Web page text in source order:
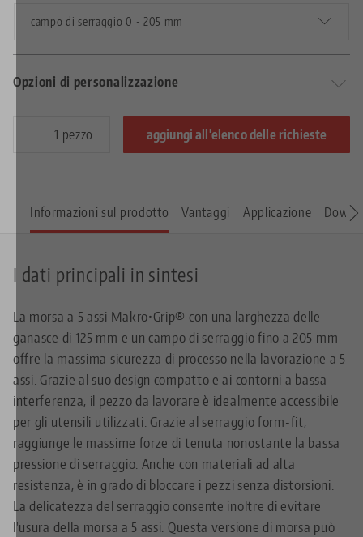
campo di serraggio 0 - 205 mm
Opzioni di personalizzazione
pezzo aggiungi all'elenco delle richieste
Informazioni sul prodotto Vantaggi Applicazione
I dati principali in sintesi
La morsa a 5 assi Makro•Grip® con una larghezza delle
ganasce di 125 mm e un campo di serraggio fino a 205 mm
offre la massima sicurezza di processo nella lavorazione a 5
assi. Grazie al suo design compatto e ai contorni a bassa
interferenza, il pezzo da lavorare è idealmente accessibile
per gli utensili utilizzati. Grazie al serraggio form-fit,
raggiunge le massime forze di tenuta nonostante la bassa
pressione di serraggio. Anche con materiali ad alta
resistenza, è in grado di bloccare i pezzi senza distorsioni.
La delicatezza del serraggio consente inoltre di evitare
l'usura della morsa a 5 assi. Questa versione di morsa può